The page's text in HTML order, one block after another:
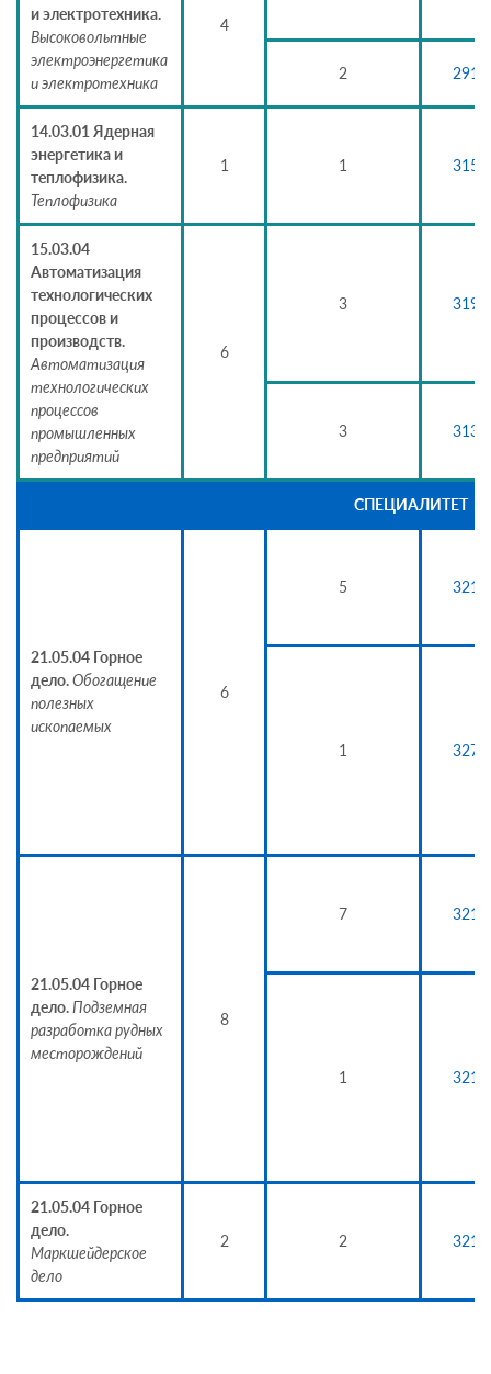
и электротехника.
Высоковольтные
электроэнергетика
и электротехника
4
2
14.03.01 Ядерная
энергетика и
теплофизика.
Теплофизика
1 1
15.03.04
Автоматизация
технологических
процессов и
производств.
Автоматизация
технологических
процессов
промышленных
предприятий
6
3
3
СПЕЦИАЛИТЕТ
21.05.04 Горное
дело.Обогащение
полезных
ископаемых
6
5
1
21.05.04 Горное
дело.Подземная
разработка рудных
месторождений
8
7
1
21.05.04 Горное
дело.
Маркшейдерское
дело
2 2